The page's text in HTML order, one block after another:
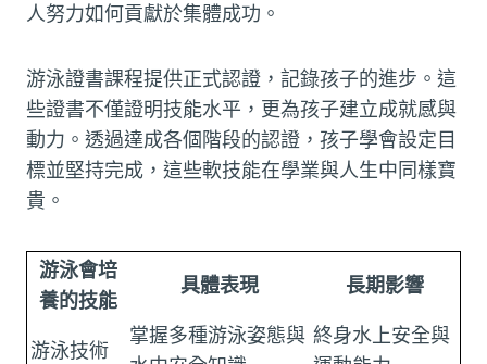
人努力如何貢獻於集體成功。
游泳證書課程提供正式認證，記錄孩子的進步。這
些證書不僅證明技能水平，更為孩子建立成就感與
動力。透過達成各個階段的認證，孩子學會設定目
標並堅持完成，這些軟技能在學業與人生中同樣寶
貴。
游泳會培
養的技能
具體表現 長期影響
游泳技術
掌握多種游泳姿態與 終身水上安全與